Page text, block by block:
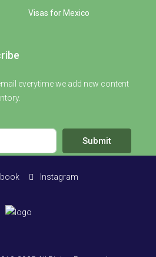
Visas for Mexico
everytime we add new content
Submit
Instagram